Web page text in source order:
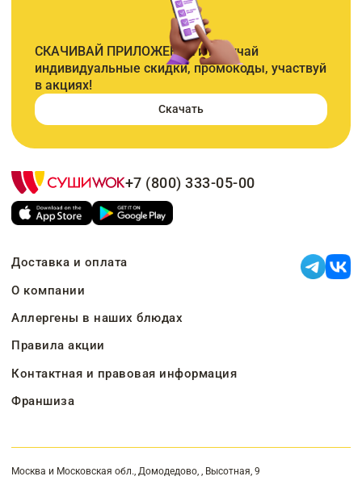
СКАЧИВАЙ ПРИЛОЖЕНИЕ и получай
индивидуальные скидки, промокоды, участвуй
в акциях!
Скачать
+7 (800) 333-05-00
Доставка и оплата
О компании
Аллергены в наших блюдах
Правила акции
Контактная и правовая информация
Франшиза
Москва и Московская обл., Домодедово, , Высотная, 9